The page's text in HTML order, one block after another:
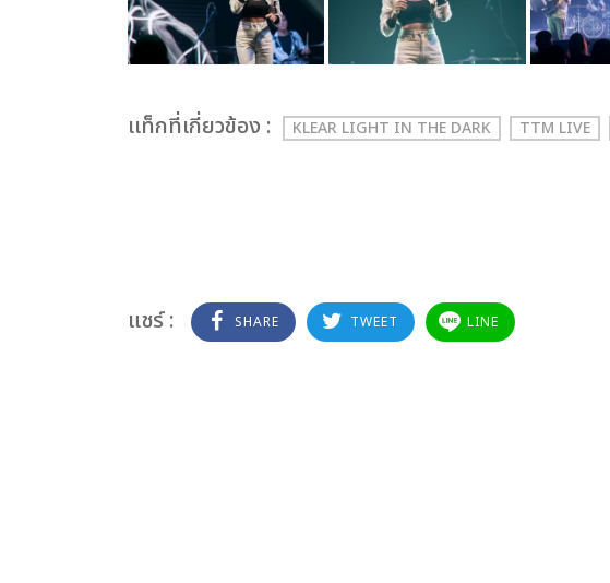
เเท็กที่เกี่ยวข้อง : KLEAR LIGHT IN THE DARK TTM LIVE
แชร์ : SHARE TWEET LINE